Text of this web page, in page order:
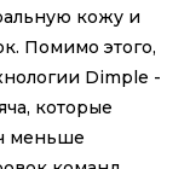
кожу и
Помимо этого,
Dimple -
которые
меньше